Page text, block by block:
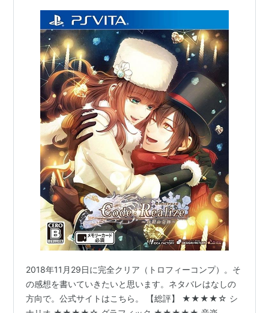
2018年11月29日に完全クリア（トロフィーコンプ）。そ
の感想を書いていきたいと思います。ネタバレはなしの
方向で。公式サイトはこちら。 【総評】 ★★★★☆ シ